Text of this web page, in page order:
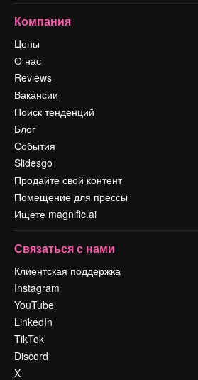
Компания
Цены
О нас
Reviews
Вакансии
Поиск тенденций
Блог
События
Slidesgo
Продайте свой контент
Помещение для прессы
Ищете magnific.ai
Связаться с нами
Клиентская поддержка
Instagram
YouTube
LinkedIn
TikTok
Discord
X